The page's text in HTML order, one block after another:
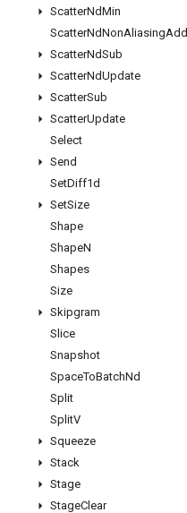
ScatterNdMin
ScatterNdNonAliasingAdd
ScatterNdSub
ScatterNdUpdate
ScatterSub
ScatterUpdate
Select
Send
SetDiff1d
SetSize
Shape
ShapeN
Shapes
Size
Skipgram
Slice
Snapshot
SpaceToBatchNd
Split
SplitV
Squeeze
Stack
Stage
StageClear